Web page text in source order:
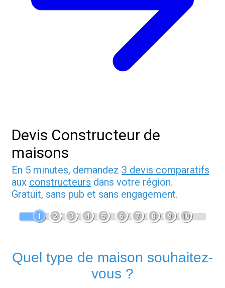
Devis Constructeur de
maisons
En 5 minutes, demandez 3 devis comparatifs
aux constructeurs dans votre région.
Gratuit, sans pub et sans engagement.
1 2 3 4 5 6 7 8 9 10
Quel type de maison souhaitez-
vous ?